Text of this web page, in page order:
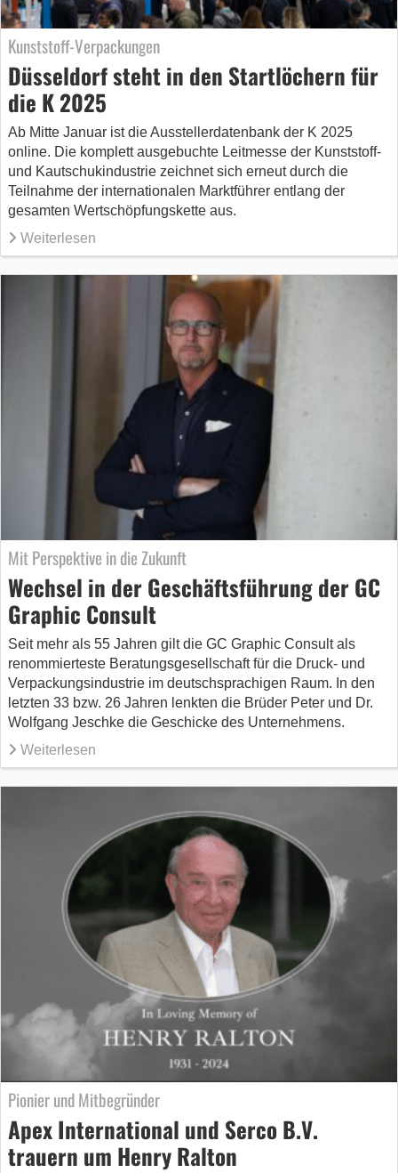
Kunststoff-Verpackungen
Düsseldorf steht in den Startlöchern für
die K 2025
Ab Mitte Januar ist die Ausstellerdatenbank der K 2025
online. Die komplett ausgebuchte Leitmesse der Kunststoff-
und Kautschukindustrie zeichnet sich erneut durch die
Teilnahme der internationalen Marktführer entlang der
gesamten Wertschöpfungskette aus.
Weiterlesen
Mit Perspektive in die Zukunft
Wechsel in der Geschäftsführung der GC
Graphic Consult
Seit mehr als 55 Jahren gilt die GC Graphic Consult als
renommierteste Beratungsgesellschaft für die Druck- und
Verpackungsindustrie im deutschsprachigen Raum. In den
letzten 33 bzw. 26 Jahren lenkten die Brüder Peter und Dr.
Wolfgang Jeschke die Geschicke des Unternehmens.
Weiterlesen
Pionier und Mitbegründer
Apex International und Serco B.V.
trauern um Henry Ralton